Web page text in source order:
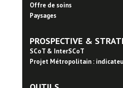
Offre de soins
Paysages
PROSPECTIVE &
SCoT & InterSCoT
Projet Métropolitain :